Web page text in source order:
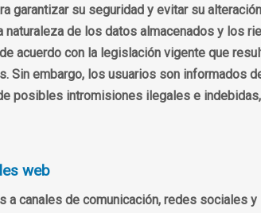
garantizar su seguridad y evitar su
de los datos almacenados y los
acuerdo con la legislación vigente que
Sin embargo, los usuarios son informados
posibles intromisiones ilegales e
web
canales de comunicación, redes sociales